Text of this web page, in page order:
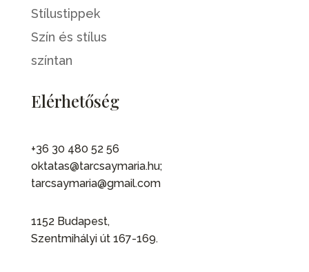
Stílustippek
Szín és stílus
színtan
Elérhetőség
+36 30 480 52 56
oktatas@tarcsaymaria.hu;
tarcsaymaria@gmail.com
1152 Budapest,
Szentmihályi út 167-169.